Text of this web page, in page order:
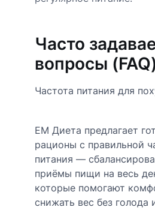
Часто
вопросы
Частота питания для
EM Диета предлагает
рационы с правильной
питания —
приёмы пищи на весь
которые помогают
снижать вес без голода